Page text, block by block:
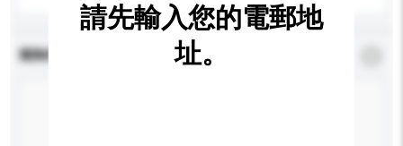
查詢內容
請先輸入您的電郵地
址。